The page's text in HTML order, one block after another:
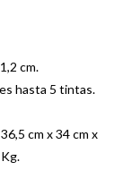
cm.
hasta 5 tintas.
cm x 34 cm x